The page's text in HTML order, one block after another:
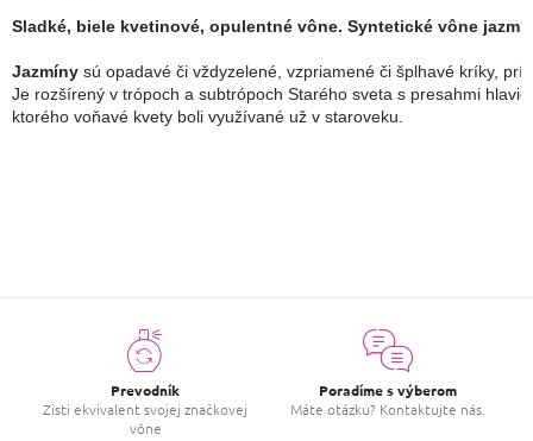
Sladké, biele kvetinové, opulentné vône. Syntetické vône
Jazmíny sú opadavé či vždyzelené, vzpriamené či šplhavé kríky,
Je rozšírený v trópoch a subtrópoch Starého sveta s presahmi
ktorého voňavé kvety boli využívané už v staroveku.
Prevodník
Zisti ekvivalent svojej značkovej
vône
Poradíme s výberom
Máte otázku? Kontaktujte nás.